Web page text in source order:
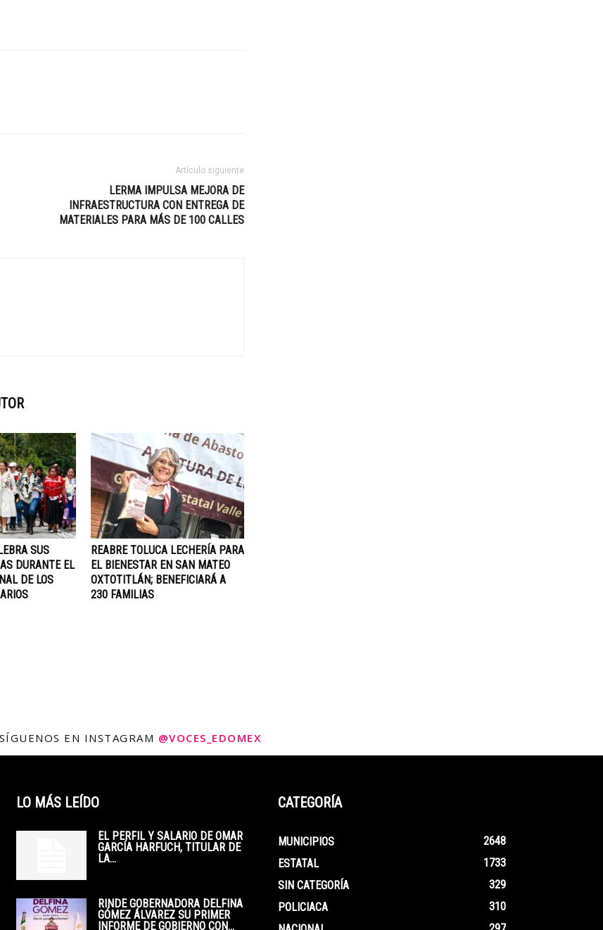
Artículo siguiente
LERMA IMPULSA MEJORA DE
INFRAESTRUCTURA CON ENTREGA DE
MATERIALES PARA MÁS DE 100 CALLES
SUS
DURANTE EL
DE LOS
REABRE TOLUCA LECHERÍA PARA
EL BIENESTAR EN SAN MATEO
OXTOTITLÁN; BENEFICIARÁ A
230 FAMILIAS
SÍGUENOS EN INSTAGRAM @VOCES_EDOMEX
LO MÁS LEÍDO
EL PERFIL Y SALARIO DE OMAR
GARCÍA HARFUCH, TITULAR DE
LA...
RINDE GOBERNADORA DELFINA
GÓMEZ ÁLVAREZ SU PRIMER
INFORME DE GOBIERNO CON...
CATEGORÍA
MUNICIPIOS
2648
ESTATAL
1733
SIN CATEGORÍA
329
POLICIACA
310